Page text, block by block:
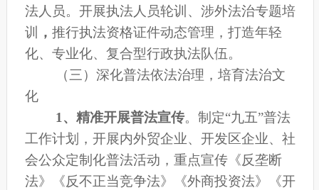
法人员。 开展执法人员轮训、涉外法治专题培
训
， 推行执法资格证件动态管理，打造年轻
化、 专业化、复合型行政执法队伍。
（三）深化普法依法治理，培育法治文
化
1、 精准开展普法宣传。 制定“九五”普法
工作计划
， 开展内外贸企业、开发区企业、社
会公众定制化普法活动 ，重点宣传《反垄断
法》《反不正当竞争法》《外商投资法》《开